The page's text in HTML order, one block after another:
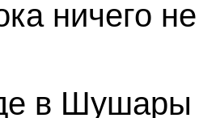
ничего
в Шушары